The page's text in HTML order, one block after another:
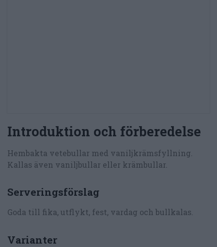
Introduktion och förberedelse
Hembakta vetebullar med vaniljkrämsfyllning.
Kallas även vaniljbullar eller krämbullar.
Serveringsförslag
Goda till fika, utflykt, fest, vardag och bullkalas.
Varianter